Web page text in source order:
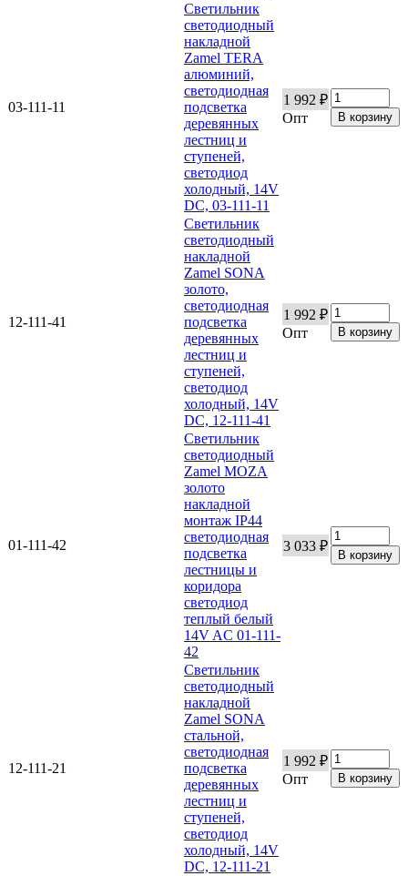
03-111-11
Светильник
светодиодный
накладной
Zamel TERA
алюминий,
светодиодная
подсветка
деревянных
лестниц и
ступеней,
светодиод
холодный, 14V
DC, 03-111-11
1 992 ₽
Опт
12-111-41
Светильник
светодиодный
накладной
Zamel SONA
золото,
светодиодная
подсветка
деревянных
лестниц и
ступеней,
светодиод
холодный, 14V
DC, 12-111-41
1 992 ₽
Опт
01-111-42
Светильник
светодиодный
Zamel MOZA
золото
накладной
монтаж IP44
светодиодная
подсветка
лестницы и
коридора
светодиод
теплый белый
14V AC 01-111-
42
3 033 ₽
12-111-21
Светильник
светодиодный
накладной
Zamel SONA
стальной,
светодиодная
подсветка
деревянных
лестниц и
ступеней,
светодиод
холодный, 14V
DC, 12-111-21
1 992 ₽
Опт